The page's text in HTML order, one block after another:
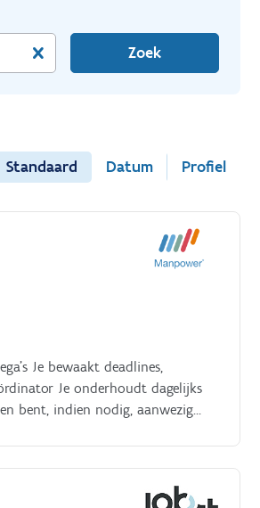
Zoek
Standaard Datum Profiel
Je bewaakt deadlines,
Je onderhoudt dagelijks
bent, indien nodig, aanwezig
en ondersteunt de
van offertes, contracten,